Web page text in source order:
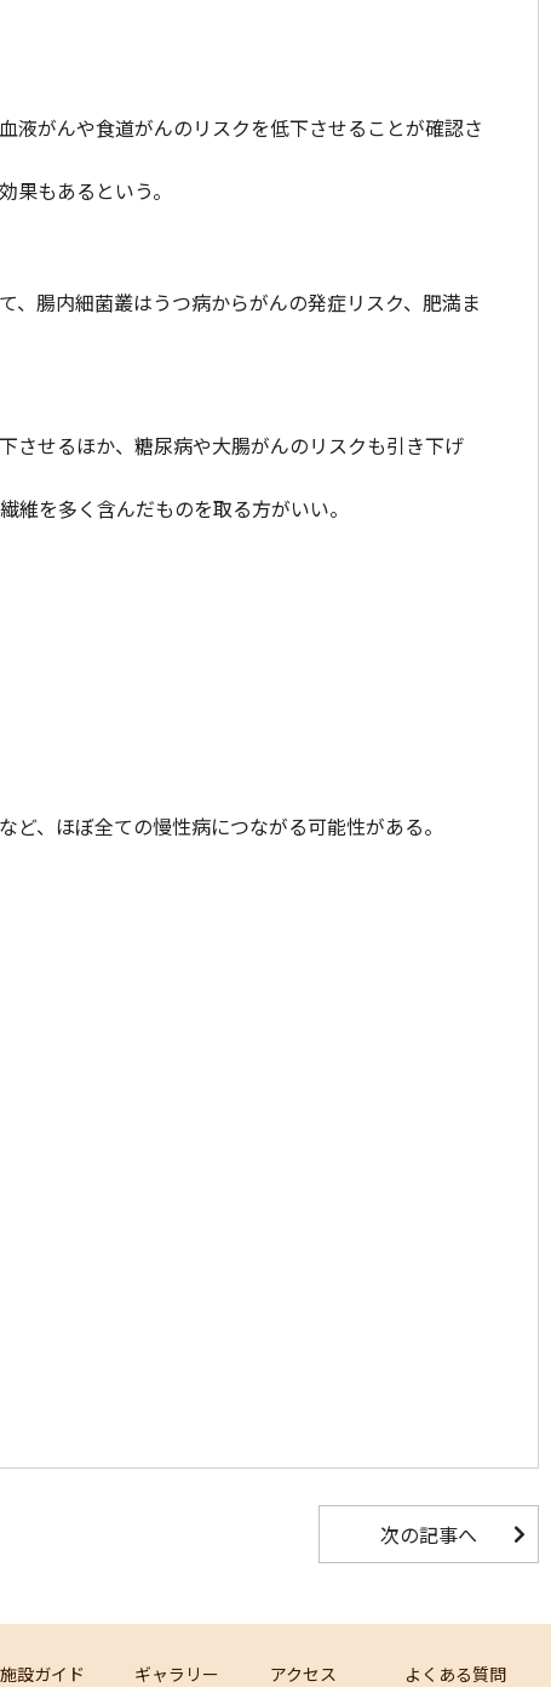
液がんや食道がんのリスクを低下させることが確認さ
もあるという。
腸内細菌叢はうつ病からがんの発症リスク、肥満ま
させるほか、糖尿病や大腸がんのリスクも引き下げ
を多く含んだものを取る方がいい。
、ほぼ全ての慢性病につながる可能性がある。
次の記事へ
施設ガイド ギャラリー アクセス
よくある質問